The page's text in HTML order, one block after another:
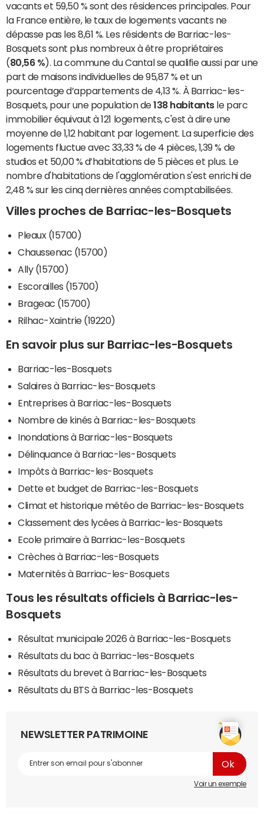
vacants et 59,50 % sont des résidences principales. Pour
la France entière, le taux de logements vacants ne
dépasse pas les 8,61 %. Les résidents de Barriac-les-
Bosquets sont plus nombreux à être propriétaires
(80,56 %). La commune du Cantal se qualifie aussi par une
part de maisons individuelles de 95,87 % et un
pourcentage d’appartements de 4,13 %. À Barriac-les-
Bosquets, pour une population de138 habitantsle parc
immobilier équivaut à 121 logements, c'est à dire une
moyenne de 1,12 habitant par logement. La superficie des
logements fluctue avec 33,33 % de 4 pièces, 1,39 % de
studios et 50,00 % d’habitations de 5 pièces et plus. Le
nombre d'habitations de l'agglomération s'est enrichi de
2,48 % sur les cinq dernières années comptabilisées.
Villes proches de Barriac-les-Bosquets
Pleaux (15700)
Chaussenac (15700)
Ally (15700)
Escorailles (15700)
Brageac (15700)
Rilhac-Xaintrie (19220)
En savoir plus sur Barriac-les-Bosquets
Barriac-les-Bosquets
Salaires à Barriac-les-Bosquets
Entreprises à Barriac-les-Bosquets
Nombre de kinés à Barriac-les-Bosquets
Inondations à Barriac-les-Bosquets
Délinquance à Barriac-les-Bosquets
Impôts à Barriac-les-Bosquets
Dette et budget de Barriac-les-Bosquets
Climat et historique météo de Barriac-les-Bosquets
Classement des lycées à Barriac-les-Bosquets
Ecole primaire à Barriac-les-Bosquets
Crèches à Barriac-les-Bosquets
Maternités à Barriac-les-Bosquets
Tous les résultats officiels à Barriac-les-
Bosquets
Résultat municipale 2026 à Barriac-les-Bosquets
Résultats du bac à Barriac-les-Bosquets
Résultats du brevet à Barriac-les-Bosquets
Résultats du BTS à Barriac-les-Bosquets
NEWSLETTER PATRIMOINE
Voir un exemple